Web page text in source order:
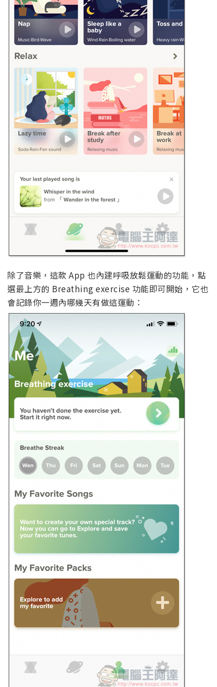
除了音樂，這款 App 也內建呼吸放鬆運動的功能，點
選最上方的 Breathing exercise 功能即可開始，它也
會記錄你一週內哪幾天有做這運動：